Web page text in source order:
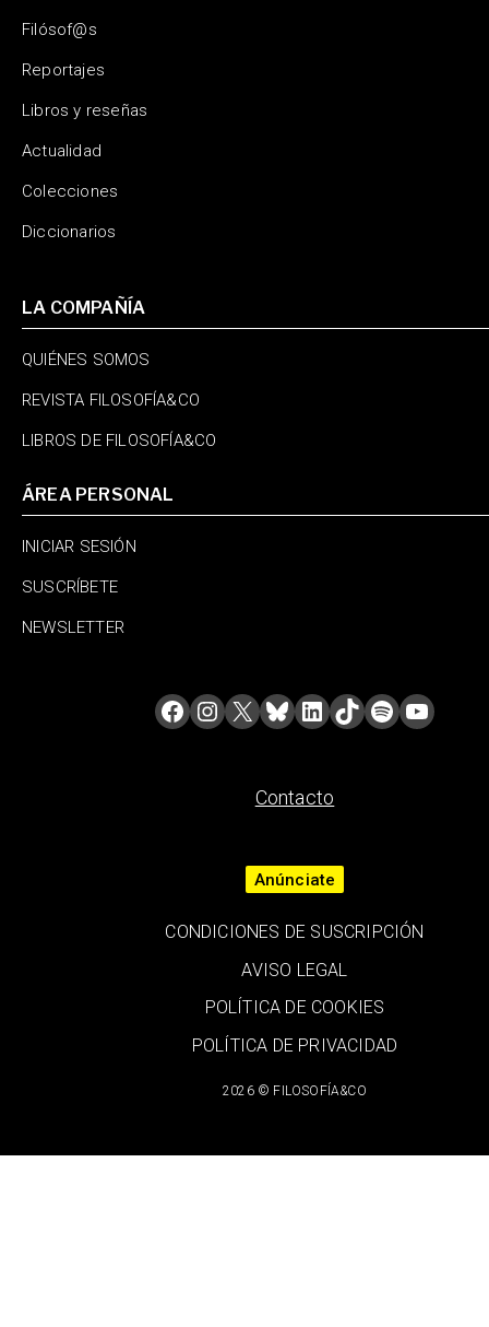
Filósof@s
Reportajes
Libros y reseñas
Actualidad
Colecciones
Diccionarios
LA COMPAÑÍA
QUIÉNES SOMOS
REVISTA FILOSOFÍA&CO
LIBROS DE FILOSOFÍA&CO
ÁREA PERSONAL
INICIAR SESIÓN
SUSCRÍBETE
NEWSLETTER
Contacto
2026 © FILOSOFÍA&CO
Anúnciate
CONDICIONES DE SUSCRIPCIÓN
AVISO LEGAL
POLÍTICA DE COOKIES
POLÍTICA DE PRIVACIDAD